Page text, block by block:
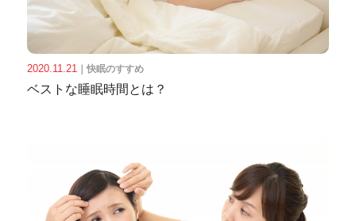
2020.11.21 ｜ 快眠のすすめ
ベストな睡眠時間とは？